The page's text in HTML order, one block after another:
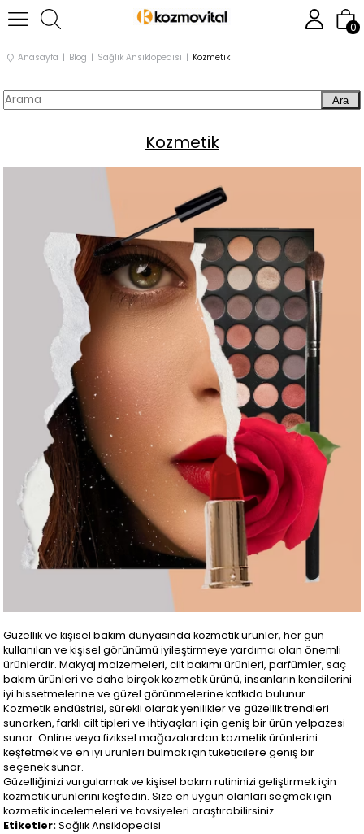
0
Anasayfa Blog Sağlık Ansiklopedisi Kozmetik
Ara
Kozmetik
Güzellik ve kişisel bakım dünyasında kozmetik ürünler, her gün
kullanılan ve kişisel görünümü iyileştirmeye yardımcı olan önemli
ürünlerdir. Makyaj malzemeleri, cilt bakımı ürünleri, parfümler, saç
bakım ürünleri ve daha birçok kozmetik ürünü, insanların kendilerini
iyi hissetmelerine ve güzel görünmelerine katkıda bulunur.
Kozmetik endüstrisi, sürekli olarak yenilikler ve güzellik trendleri
sunarken, farklı cilt tipleri ve ihtiyaçları için geniş bir ürün yelpazesi
sunar. Online veya fiziksel mağazalardan kozmetik ürünlerini
keşfetmek ve en iyi ürünleri bulmak için tüketicilere geniş bir
seçenek sunar.
Güzelliğinizi vurgulamak ve kişisel bakım rutininizi geliştirmek için
kozmetik ürünlerini keşfedin. Size en uygun olanları seçmek için
kozmetik incelemeleri ve tavsiyeleri araştırabilirsiniz.
Etiketler:Sağlık Ansiklopedisi